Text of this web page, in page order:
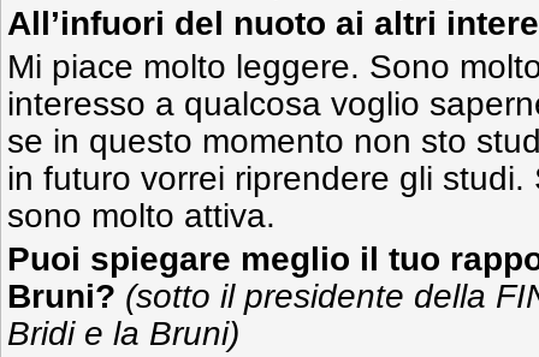
All’infuori del nuoto ai altri
Mi piace molto leggere. Sono
interesso a qualcosa voglio
se in questo momento non sto
in futuro vorrei riprendere gli
sono molto attiva.
Puoi spiegare meglio il tuo
Bruni? (sotto il presidente della
Bridi e la Bruni)